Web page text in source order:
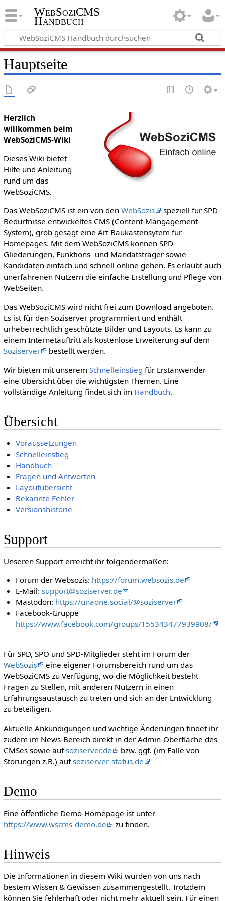
WebSoziCMS
Handbuch
Hauptseite
Herzlich
willkommen beim
WebSoziCMS-Wiki
Dieses Wiki bietet
Hilfe und Anleitung
rund um das
WebSoziCMS.
Das WebSoziCMS ist ein von den WebSozis
speziell für SPD-
Bedürfnisse entwickeltes CMS (Content-Mangagement-
System), grob gesagt eine Art Baukastensytem für
Homepages. Mit dem WebSoziCMS können SPD-
Gliederungen, Funktions- und Mandatsträger sowie
Kandidaten einfach und schnell online gehen. Es erlaubt auch
unerfahrenen Nutzern die einfache Erstellung und Pflege von
WebSeiten.
Das WebSoziCMS wird nicht frei zum Download angeboten.
Es ist für den Soziserver programmiert und enthält
urheberrechtlich geschützte Bilder und Layouts. Es kann zu
einem Internetauftritt als kostenlose Erweiterung auf dem
Soziserver
bestellt werden.
Wir bieten mit unserem Schnelleinstieg für Erstanwender
eine Übersicht über die wichtigsten Themen. Eine
vollständige Anleitung findet sich im Handbuch.
Übersicht
Voraussetzungen
Schnelleinstieg
Handbuch
Fragen und Antworten
Layoutübersicht
Bekannte Fehler
Versionshistorie
Support
Unseren Support erreicht ihr folgendermaßen:
Forum der Websozis: https://forum.websozis.de
E-Mail:support@soziserver.de
Mastodon: https://unaone.social/@soziserver
Facebook-Gruppe
https://www.facebook.com/groups/155343477939908/
Für SPD, SPÖ und SPD-Mitglieder steht im Forum der
WebSozis
eine eigener Forumsbereich rund um das
WebSoziCMS zu Verfügung, wo die Möglichkeit besteht
Fragen zu Stellen, mit anderen Nutzern in einen
Erfahrungsaustausch zu treten und sich an der Entwicklung
zu beteiligen.
Aktuelle Ankündigungen und wichtige Änderungen findet ihr
zudem im News-Bereich direkt in der Admin-Oberfläche des
CMSes sowie aufsoziserver.de
bzw. ggf. (im Falle von
Störungen z.B.) aufsoziserver-status.de
Demo
Eine öffentliche Demo-Homepage ist unter
https://www.wscms-demo.de
zu finden.
Hinweis
Die Informationen in diesem Wiki wurden von uns nach
bestem Wissen & Gewissen zusammengestellt. Trotzdem
können Sie fehlerhaft oder nicht mehr aktuell sein. Für einen